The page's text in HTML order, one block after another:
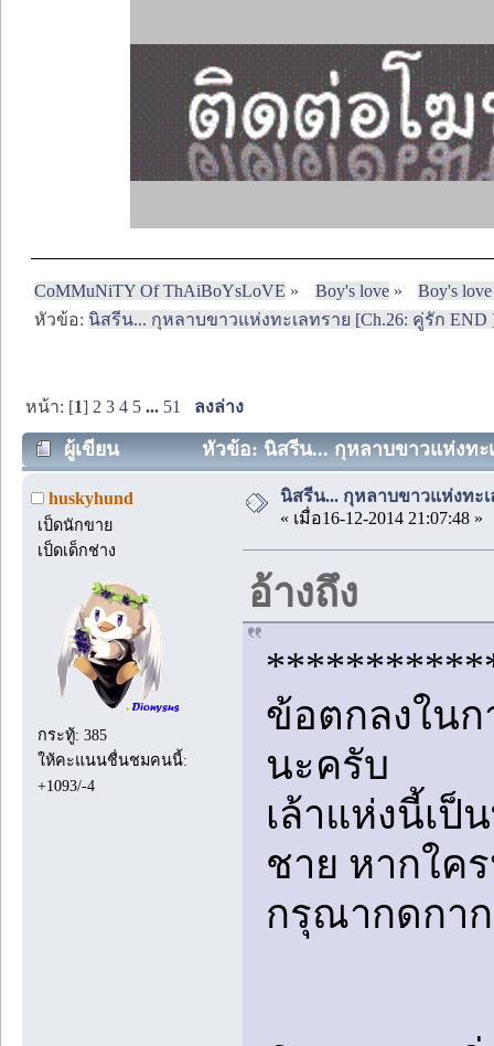
CoMMuNiTY Of ThAiBoYsLoVE » Boy's love»
Boy's
หัวข้อ:นิสรีน... กุหลาบขาวแห่งทะเลทราย [Ch.26: คู่รัก END
หน้า: [1] 2 3 4 5 ... 51 ลงล่าง
ผู้เขียน หัวข้อ: นิสรีน... กุหลาบขาวแห่งทะ
huskyhund
เป็ดนักขาย
เป็ดเด็กช่าง
กระทู้: 385
ให้คะแนนชื่นชมคนนี้:
+1093/-4
นิสรีน... กุหลาบขาวแห่งทะ
« เมื่อ16-12-2014 21:07:48 »
อ้างถึง
ข้อตกลงในก
นะครับ
เล้าแห่งนี้เป็
ชาย หากใค
กรุณากดกา